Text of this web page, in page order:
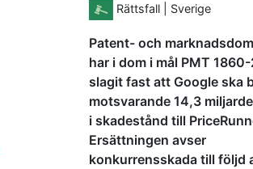
Rättsfall | Sverige
Patent- och
har i dom i mål PMT
slagit fast att Google ska
motsvarande 14,3
i skadestånd till
Ersättningen avser
konkurrensskada till följd